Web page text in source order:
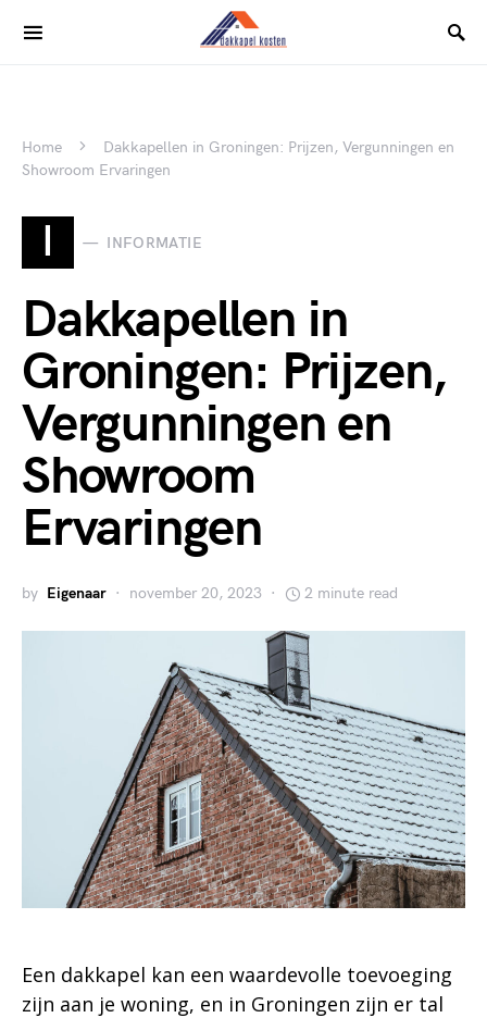
Home
Dakkapellen in Groningen: Prijzen, Vergunningen en
Showroom Ervaringen
I INFORMATIE
Dakkapellen in
Groningen: Prijzen,
Vergunningen en
Showroom
Ervaringen
by Eigenaar november 20, 2023 2 minute read
Een dakkapel kan een waardevolle toevoeging
zijn aan je woning, en in Groningen zijn er tal